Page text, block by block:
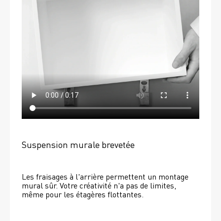
Suspension murale brevetée
Les fraisages à l'arrière permettent un montage
mural sûr. Votre créativité n'a pas de limites,
même pour les étagères flottantes.